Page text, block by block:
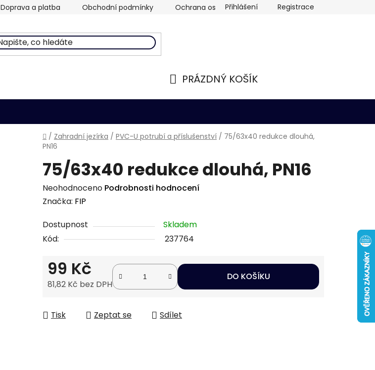
Doprava a platba Obchodní podmínky Ochrana osobních údajů
Přihlášení Registrace
PRÁZDNÝ KOŠÍK
Domů
/ Zahradní jezírka / PVC-U potrubí a příslušenství / 75/63x40 redukce dlouhá,
PN16
75/63x40 redukce dlouhá, PN16
Průměrné
hodnocení
je
0,0
hvězdiček.
Neohodnoceno Podrobnosti hodnocení
Značka: FIP
Dostupnost
Skladem
Kód:
237764
99 Kč
81,82 Kč bez DPH
DO KOŠÍKU
Tisk Zeptat se Sdílet